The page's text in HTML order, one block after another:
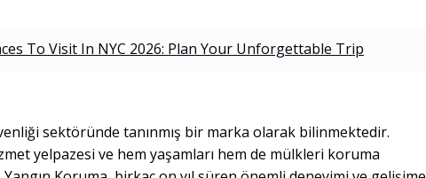
To Visit In NYC 2026: Plan Your Unforgettable Trip
sektöründe tanınmış bir marka olarak bilinmektedir.
yelpazesi ve hem yaşamları hem de mülkleri koruma